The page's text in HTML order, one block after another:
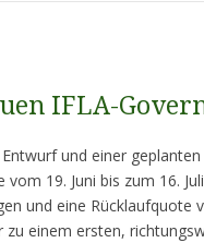
IFLA-
und einer
19. Juni bis zum 16. Juli
und eine Rücklaufquote
einem ersten,